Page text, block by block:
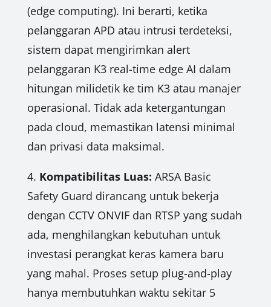
(edge computing). Ini berarti, ketika
pelanggaran APD atau intrusi terdeteksi,
sistem dapat mengirimkan alert
pelanggaran K3 real-time edge AI dalam
hitungan milidetik ke tim K3 atau manajer
operasional. Tidak ada ketergantungan
pada cloud, memastikan latensi minimal
dan privasi data maksimal.
4. Kompatibilitas Luas: ARSA Basic
Safety Guard dirancang untuk bekerja
dengan CCTV ONVIF dan RTSP yang sudah
ada, menghilangkan kebutuhan untuk
investasi perangkat keras kamera baru
yang mahal. Proses setup plug-and-play
hanya membutuhkan waktu sekitar 5